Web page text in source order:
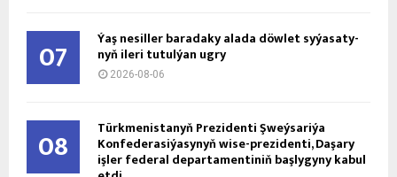
07 Ýaş ne­sil­ler ba­ra­da­ky ala­da döw­let sy­ýa­sa­ty­
nyň ile­ri tu­tul­ýan ug­ry
2026-08-06
08 Türkmenistanyň Prezidenti Şweýsariýa
Konfederasiýasynyň wise-prezidenti, Daşary
işler federal departamentiniň başlygyny kabul